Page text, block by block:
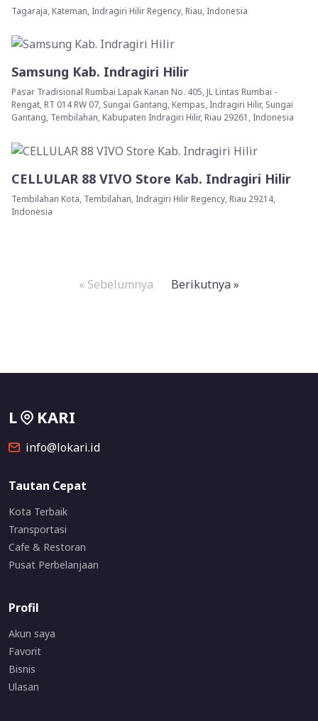
Tagaraja, Kateman, Indragiri Hilir Regency, Riau, Indonesia
Samsung Kab. Indragiri Hilir
Pasar Tradisional Rumbai Lapak Kanan No. 405, JL Lintas Rumbai -
Rengat, RT 014 RW 07, Sungai Gantang, Kempas, Indragiri Hilir, Sungai
Gantang, Tembilahan, Kabupaten Indragiri Hilir, Riau 29261, Indonesia
CELLULAR 88 VIVO Store Kab. Indragiri Hilir
Tembilahan Kota, Tembilahan, Indragiri Hilir Regency, Riau 29214,
Indonesia
« Sebelumnya Berikutnya »
L KARI
info@lokari.id
Tautan Cepat
Kota Terbaik
Transportasi
Cafe & Restoran
Pusat Perbelanjaan
Profil
Akun saya
Favorit
Bisnis
Ulasan